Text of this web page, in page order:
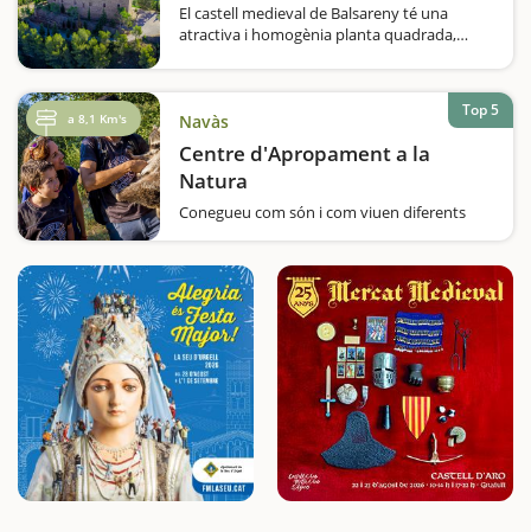
El castell medieval de Balsareny té una
atractiva i homogènia planta quadrada,
de Balsareny segur que veureu, sobre un
turó,…
a 8,1 Km's Navàs
Centre d'Apropament a la
Natura
Conegueu com són i com viuen diferents
l'educació i el respecte ambiental Voleu
convertir-vos en grangers per un dia?…
Top 5